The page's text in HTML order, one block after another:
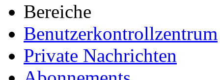
Bereiche
Benutzerkontrollzentrum
Private Nachrichten